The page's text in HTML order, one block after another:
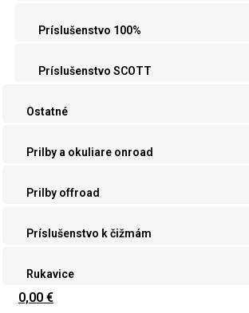
Príslušenstvo 100%
Príslušenstvo SCOTT
Ostatné
Prilby a okuliare onroad
Prilby offroad
Príslušenstvo k čižmám
Rukavice
0,00 €